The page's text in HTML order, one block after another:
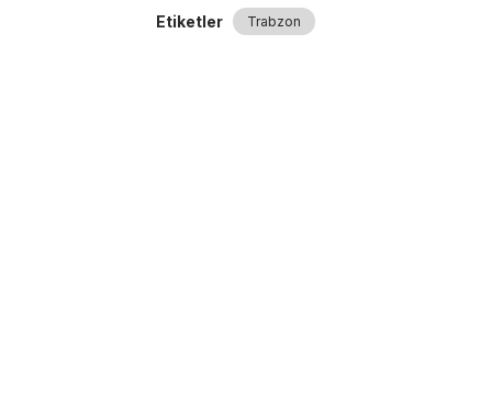
Etiketler Trabzon